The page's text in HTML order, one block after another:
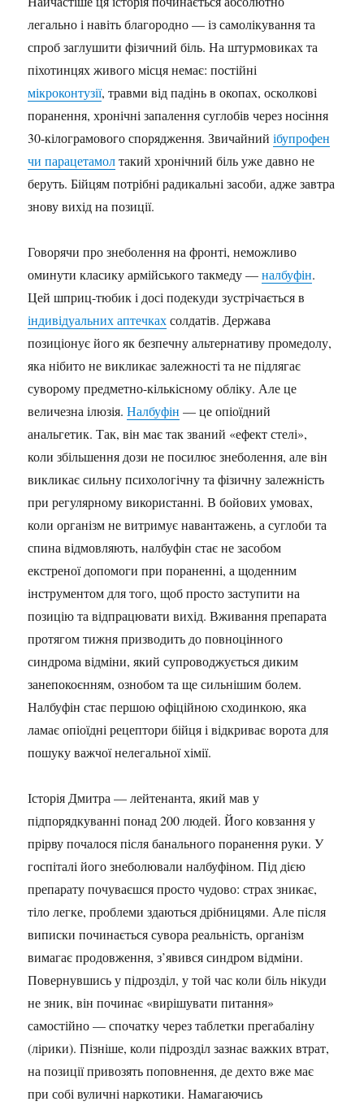
легально і навіть благородно — із самолікування та
спроб заглушити фізичний біль. На штурмовиках та
піхотинцях живого місця немає: постійні
мікроконтузії, травми від падінь в окопах, осколкові
поранення, хронічні запалення суглобів через носіння
30-кілограмового спорядження. Звичайнийібупрофен
чи парацетамолтакий хронічний біль уже давно не
беруть. Бійцям потрібні радикальні засоби, адже завтра
знову вихід на позиції.
Говорячи про знеболення на фронті, неможливо
оминути класику армійського такмеду —налбуфін.
Цей шприц-тюбик і досі подекуди зустрічається в
індивідуальних аптечкахсолдатів. Держава
позиціонує його як безпечну альтернативу промедолу,
яка нібито не викликає залежності та не підлягає
суворому предметно-кількісному обліку. Але це
величезна ілюзія.Налбуфін — це опіоїдний
анальгетик. Так, він має так званий «ефект стелі»,
коли збільшення дози не посилює знеболення, але він
викликає сильну психологічну та фізичну залежність
при регулярному використанні. В бойових умовах,
коли організм не витримує навантажень, а суглоби та
спина відмовляють, налбуфін стає не засобом
екстреної допомоги при пораненні, а щоденним
інструментом для того, щоб просто заступити на
позицію та відпрацювати вихід. Вживання препарата
протягом тижня призводить до повноцінного
синдрома відміни, який супроводжується диким
занепокоєнням, ознобом та ще сильнішим болем.
Налбуфін стає першою офіційною сходинкою, яка
ламає опіоїдні рецептори бійця і відкриває ворота для
пошуку важчої нелегальної хімії.
Історія Дмитра — лейтенанта, який мав у
підпорядкуванні понад 200 людей. Його ковзання у
прірву почалося після банального поранення руки. У
госпіталі його знеболювали налбуфіном. Під дією
препарату почуваєшся просто чудово: страх зникає,
тіло легке, проблеми здаються дрібницями. Але після
виписки починається сувора реальність, організм
вимагає продовження, з’явився синдром відміни.
Повернувшись у підрозділ, у той час коли біль нікуди
не зник, він починає «вирішувати питання»
самостійно — спочатку через таблетки прегабаліну
(лірики). Пізніше, коли підрозділ зазнає важких втрат,
на позиції привозять поповнення, де дехто вже має
при собі вуличні наркотики. Намагаючись